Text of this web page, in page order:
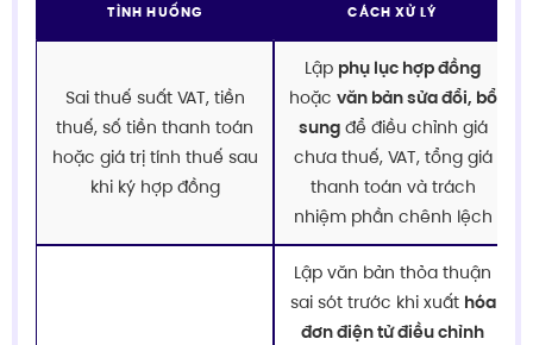
TÌNH HUỐNG CÁCH XỬ LÝ
Sai thuế suất VAT, tiền
thuế, số tiền thanh toán
hoặc giá trị tính thuế sau
khi ký hợp đồng
Lập phụ lục hợp đồng
hoặc văn bản sửa đổi, bổ
sungđể điều chỉnh giá
chưa thuế, VAT, tổng giá
thanh toán và trách
nhiệm phần chênh lệch
Lập văn bản thỏa thuận
sai sót trước khi xuất hóa
đơn điện tử điều chỉnh